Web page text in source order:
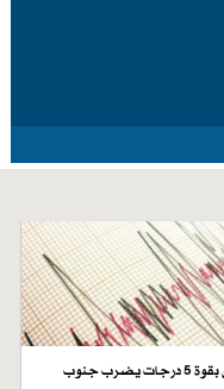
زلزال بقوة 5 درجات يضرب جنوب